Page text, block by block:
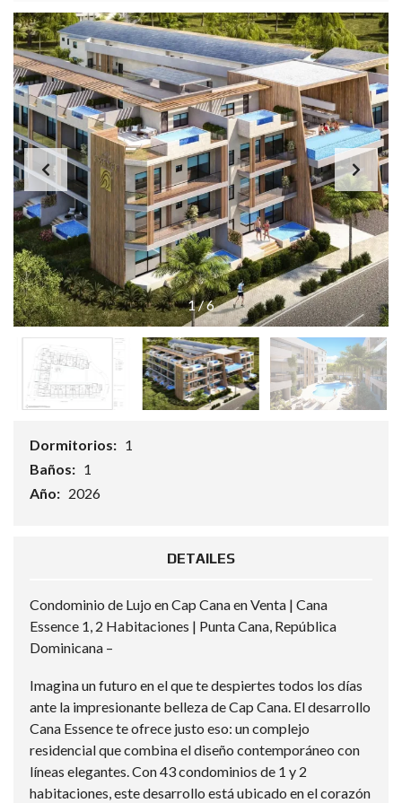
1/6
Dormitorios: 1
Baños: 1
Año: 2026
DETAILES
Condominio de Lujo en Cap Cana en Venta | Cana
Essence 1, 2 Habitaciones | Punta Cana, República
Dominicana –
Imagina un futuro en el que te despiertes todos los días
ante la impresionante belleza de Cap Cana. El desarrollo
Cana Essence te ofrece justo eso: un complejo
residencial que combina el diseño contemporáneo con
líneas elegantes. Con 43 condominios de 1 y 2
habitaciones, este desarrollo está ubicado en el corazón